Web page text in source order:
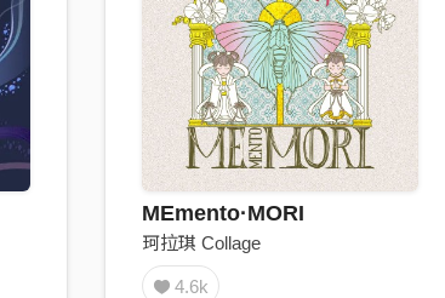
MEmento·MORI
珂拉琪 Collage
4.6k